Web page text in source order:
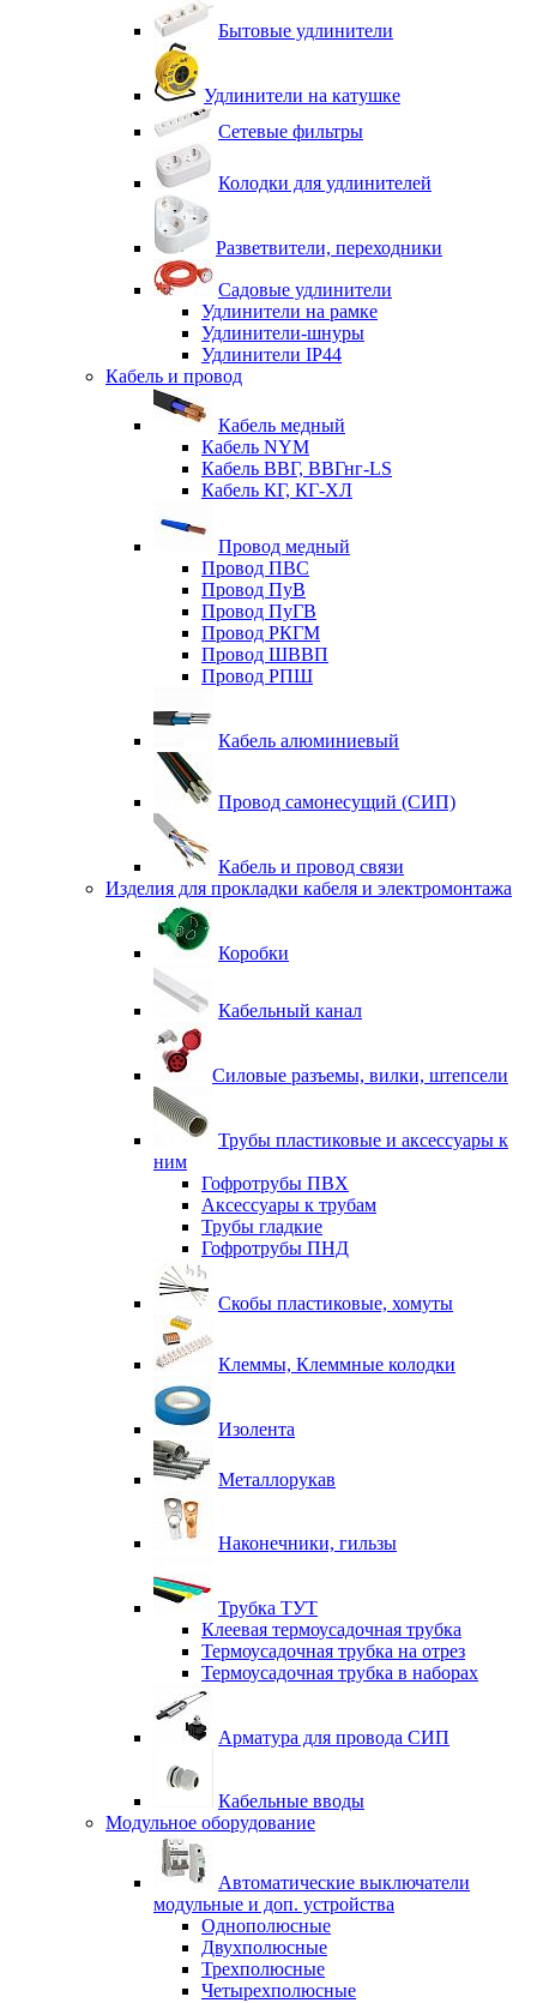
Бытовые удлинители
Удлинители на катушке
Сетевые фильтры
Колодки для удлинителей
Разветвители, переходники
Садовые удлинители
Удлинители на рамке
Удлинители-шнуры
Удлинители IP44
Кабель и провод
Кабель медный
Кабель NYM
Кабель ВВГ, ВВГнг-LS
Кабель КГ, КГ-ХЛ
Провод медный
Провод ПВС
Провод ПуВ
Провод ПуГВ
Провод РКГМ
Провод ШВВП
Провод РПШ
Кабель алюминиевый
Провод самонесущий (СИП)
Кабель и провод связи
Изделия для прокладки кабеля и электромонтажа
Коробки
Кабельный канал
Силовые разъемы, вилки, штепсели
Трубы пластиковые и аксессуары к
ним
Гофротрубы ПВХ
Аксессуары к трубам
Трубы гладкие
Гофротрубы ПНД
Скобы пластиковые, хомуты
Клеммы, Клеммные колодки
Изолента
Металлорукав
Наконечники, гильзы
Трубка ТУТ
Клеевая термоусадочная трубка
Термоусадочная трубка на отрез
Термоусадочная трубка в наборах
Арматура для провода СИП
Кабельные вводы
Модульное оборудование
Автоматические выключатели
модульные и доп. устройства
Однополюсные
Двухполюсные
Трехполюсные
Четырехполюсные